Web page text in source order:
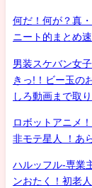
何だ！何が？真
ニート的まとめ
男装スケバン女
きっ!！ビー玉の
しろ動画まで取
ロボットアニメ
非モテ星人 ！あ
ハルッフル-専業
ンおたく！初老